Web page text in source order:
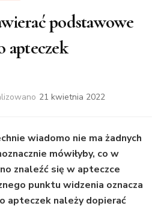
podstawowe
apteczek
21 kwietnia 2022
wiadomo nie ma żadnych
mówiłyby, co w
znaleźć się w apteczce
punktu widzenia oznacza
apteczek należy dopierać